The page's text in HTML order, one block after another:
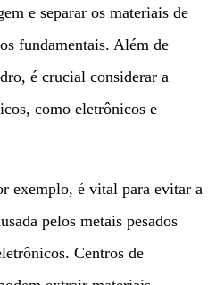
e separar os materiais de
fundamentais. Além de
é crucial considerar a
como eletrônicos e
exemplo, é vital para evitar a
pelos metais pesados
Centros de